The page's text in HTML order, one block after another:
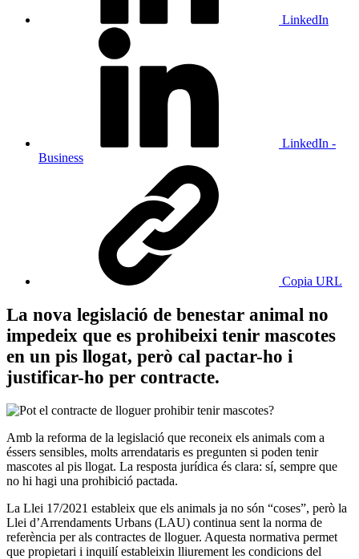
LinkedIn
LinkedIn -
Business
Copia URL
La nova legislació de benestar animal no
impedeix que es prohibeixi tenir mascotes
en un pis llogat, però cal pactar-ho i
justificar-ho per contracte.
Amb la reforma de la legislació que reconeix els animals com a
éssers sensibles, molts arrendataris es pregunten si poden tenir
mascotes al pis llogat. La resposta jurídica és clara: sí, sempre que
no hi hagi una prohibició pactada.
La Llei 17/2021 estableix que els animals ja no són “coses”, però la
Llei d’Arrendaments Urbans (LAU) continua sent la norma de
referència per als contractes de lloguer. Aquesta normativa permet
que propietari i inquilí estableixin lliurement les condicions del